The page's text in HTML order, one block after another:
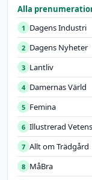
Alla
1 Dagens Industri
2 Dagens Nyheter
3 Lantliv
4 Damernas Värld
5 Femina
6 Illustrerad
7 Allt om Trädgård
8 MåBra